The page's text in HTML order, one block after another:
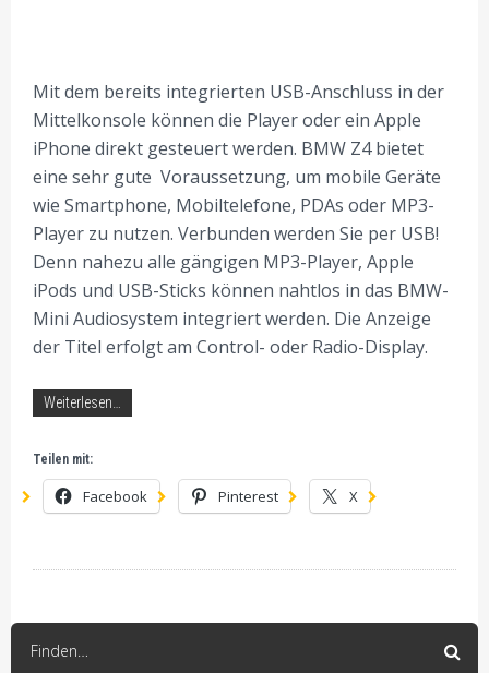
Mit dem bereits integrierten USB-Anschluss in der
Mittelkonsole können die Player oder ein Apple
iPhone direkt gesteuert werden. BMW Z4 bietet
eine sehr gute Voraussetzung, um mobile Geräte
wie Smartphone, Mobiltelefone, PDAs oder MP3-
Player zu nutzen. Verbunden werden Sie per USB!
Denn nahezu alle gängigen MP3-Player, Apple
iPods und USB-Sticks können nahtlos in das BMW-
Mini Audiosystem integriert werden. Die Anzeige
der Titel erfolgt am Control- oder Radio-Display.
Weiterlesen…
Teilen mit:
Facebook Pinterest X
Finden…